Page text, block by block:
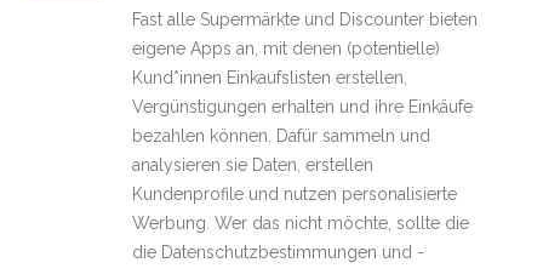
Fast alle Supermärkte und Discounter bieten
eigene Apps an, mit denen (potentielle)
Kund*innen Einkaufslisten erstellen,
Vergünstigungen erhalten und ihre Einkäufe
bezahlen können. Dafür sammeln und
analysieren sie Daten, erstellen
Kundenprofile und nutzen personalisierte
Werbung. Wer das nicht möchte, sollte die
die Datenschutzbestimmungen und -